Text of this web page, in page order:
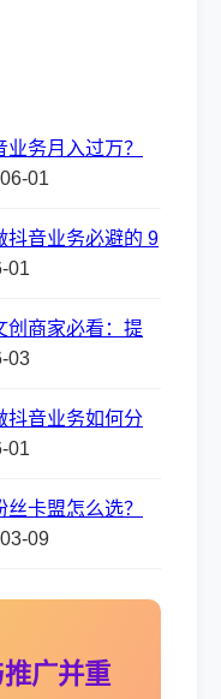
业务月入过万？
01
抖音业务必避的 9
01
创商家必看：提
03
抖音业务如何分
01
丝卡盟怎么选？
09
广并重